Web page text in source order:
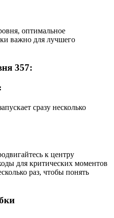
оптимальное
важно для лучшего
357:
сразу несколько
к центру
для критических моментов
раз, чтобы понять